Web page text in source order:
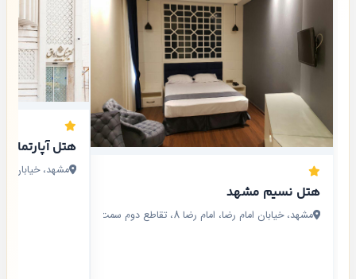
هتل نسیم مشهد
مشهد، خیابان امام رضا، امام رضا 8، تقاطع دوم سمت چپ.
هتل
مشهد، خیابان امام رضا،